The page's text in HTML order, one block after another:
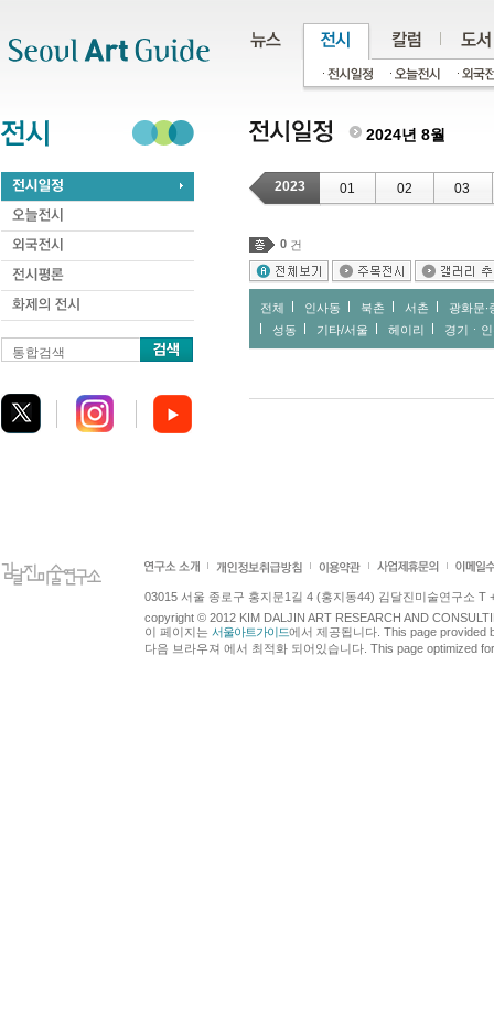
통합검색
2024년 8월
2023 01 02 03
0 건
전체 인사동 북촌 서촌
광화문∙
성동
기타/서울 헤이리 경기ㆍ
03015 서울 종로구 홍지문1길 4 (홍지동44) 김달진미술연구소 T
copyright © 2012 KIM DALJIN ART RESEARCH AND
이 페이지는 서울아트가이드에서 제공됩니다. This page provided
다음 브라우져 에서 최적화 되어있습니다. This page optimized